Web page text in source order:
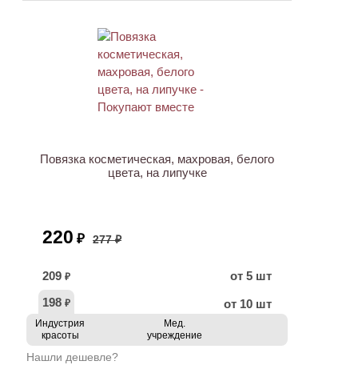
Повязка косметическая, махровая, белого
цвета, на липучке
220 ₽ 277 ₽
209 ₽
от 5 шт
198 ₽ от 10 шт
Индустрия
красоты
Мед.
учреждение
Нашли дешевле?